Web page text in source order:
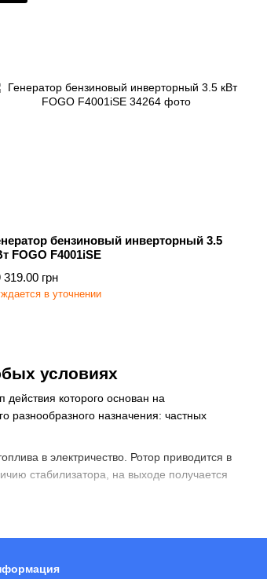
условиях
действия которого основан на
разнообразного назначения: частных
в электричество. Ротор приводится в
стабилизатора, на выходе получается
бензиновый инверторный 3.5
FOGO F4001iSE
319.00 грн
в уточнении